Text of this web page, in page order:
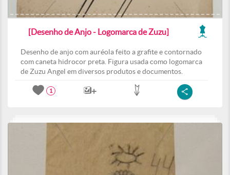
[Desenho de Anjo - Logomarca de Zuzu]
Desenho de anjo com auréola feito a grafite e contornado
com caneta hidrocor preta. Figura usada como logomarca
de Zuzu Angel em diversos produtos e documentos.
1